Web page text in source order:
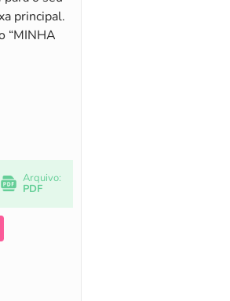
principal.
“MINHA
Arquivo:
PDF